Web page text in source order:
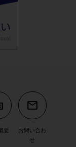
要
mail
お問い合わ
せ